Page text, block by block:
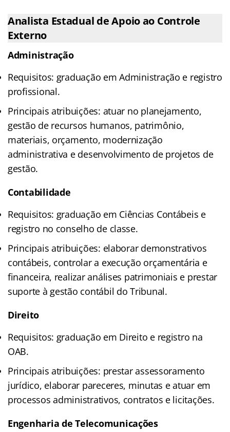
Analista Estadual de Apoio ao Controle
Externo
Administração
Requisitos: graduação em Administração e registro
profissional.
Principais atribuições: atuar no planejamento,
gestão de recursos humanos, patrimônio,
materiais, orçamento, modernização
administrativa e desenvolvimento de projetos de
gestão.
Contabilidade
Requisitos: graduação em Ciências Contábeis e
registro no conselho de classe.
Principais atribuições: elaborar demonstrativos
contábeis, controlar a execução orçamentária e
financeira, realizar análises patrimoniais e prestar
suporte à gestão contábil do Tribunal.
Direito
Requisitos: graduação em Direito e registro na
OAB.
Principais atribuições: prestar assessoramento
jurídico, elaborar pareceres, minutas e atuar em
processos administrativos, contratos e licitações.
Engenharia de Telecomunicações